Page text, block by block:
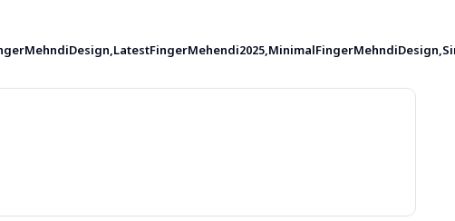
,LatestFingerMehendi2025,MinimalFingerMehndiDesign,